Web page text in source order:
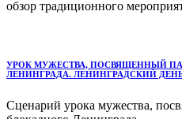
обзор традиционного
УРОК МУЖЕСТВА, ПОСВЯЩЕННЫЙ
ЛЕНИНГРАДА. ЛЕНИНГРАДСКИЙ
Сценарий урока мужества,